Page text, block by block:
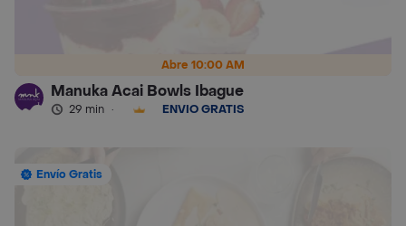
Abre 10:00 AM
Manuka Acai Bowls Ibague
29 min · ENVÍO GRATIS
Envío Gratis